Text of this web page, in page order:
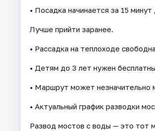
• Посадка начинается за 15
Лучше прийти заранее.
• Рассадка на теплоходе
• Детям до 3 лет нужен
• Маршрут может незначительно
• Актуальный график разводки
Развод мостов с воды — это тот